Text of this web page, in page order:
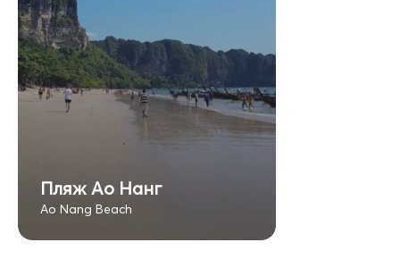
Пляж Ао Нанг
Ao Nang Beach